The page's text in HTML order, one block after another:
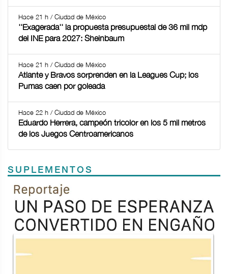
Hace 21 h / Ciudad de México
''Exagerada'' la propuesta presupuestal de 36 mil mdp
del INE para 2027: Sheinbaum
Hace 21 h / Ciudad de México
Atlante y Bravos sorprenden en la Leagues Cup; los
Pumas caen por goleada
Hace 22 h / Ciudad de México
Eduardo Herrera, campeón tricolor en los 5 mil metros
de los Juegos Centroamericanos
SUPLEMENTOS
Previous
TODOS LOS SUPLEMENTOS